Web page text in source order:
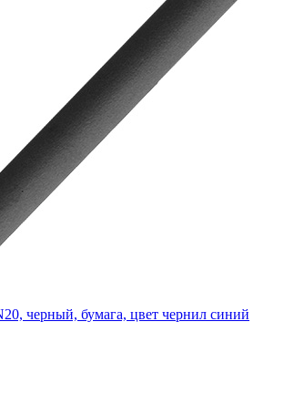
черный, бумага, цвет чернил синий